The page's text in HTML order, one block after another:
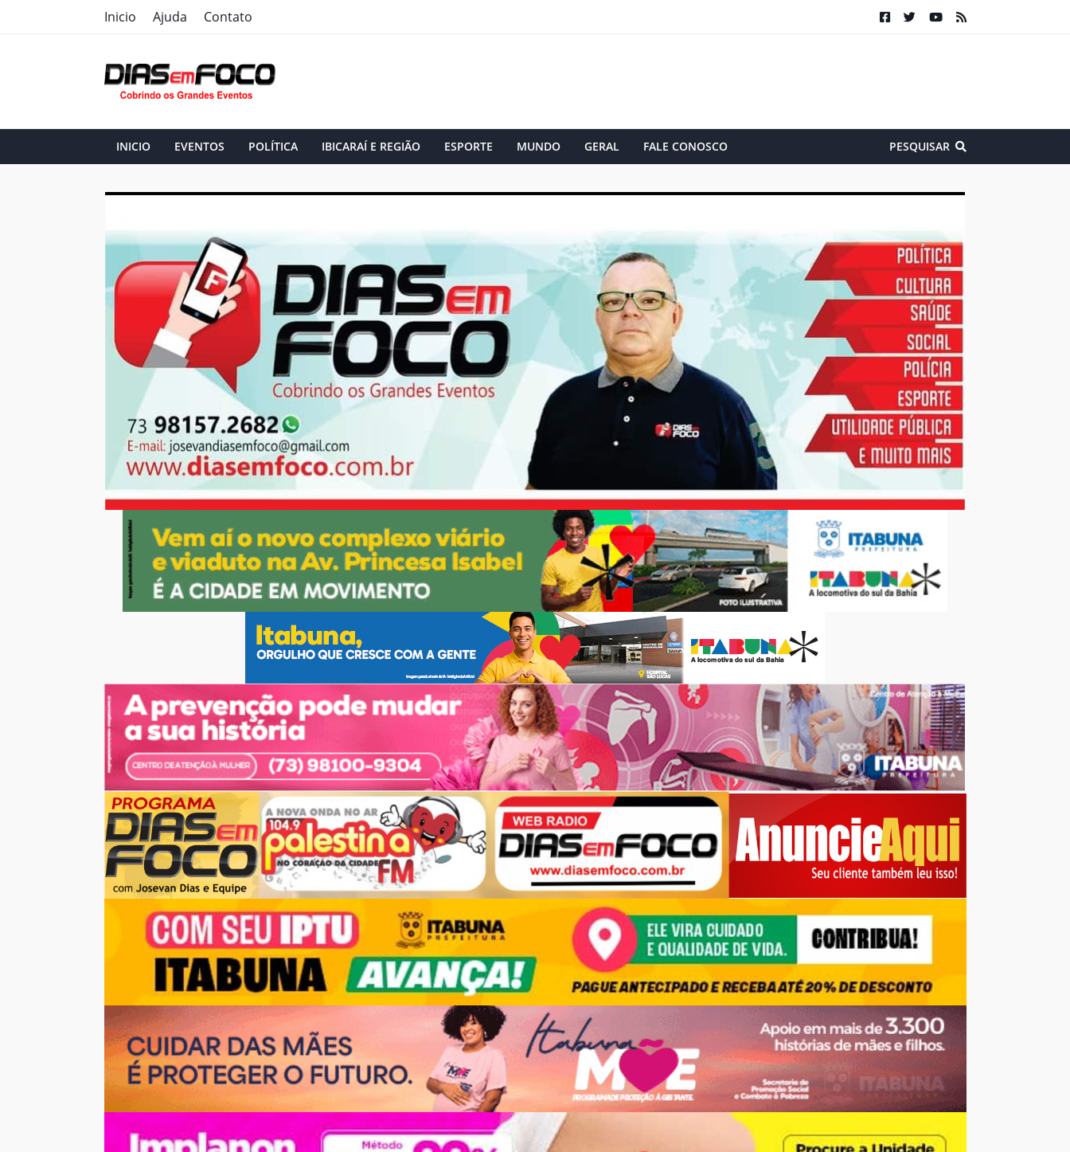
Inicio Ajuda Contato
INICIO EVENTOS POLÍTICA IBICARAÍ E REGIÃO ESPORTE MUNDO GERAL FALE CONOSCO PESQUISAR